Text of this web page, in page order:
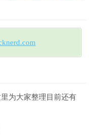
为大家整理目前还有